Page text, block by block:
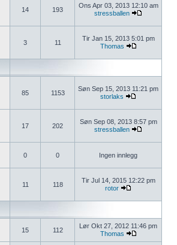
14 193
Ons Apr 03, 2013 12:10 am
stressballen
3 11
Tir Jan 15, 2013 5:01 pm
Thomas
85 1153
Søn Sep 15, 2013 11:21 pm
storlaks
17 202
Søn Sep 08, 2013 8:57 pm
stressballen
0 0 Ingen innlegg
11 118
Tir Jul 14, 2015 12:22 pm
rotor
15 112
Lør Okt 27, 2012 11:46 pm
Thomas